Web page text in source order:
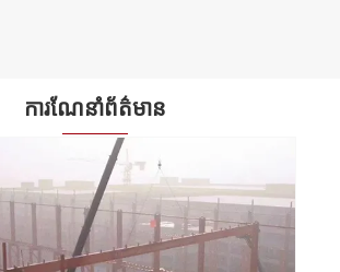
ការណែនាំព័ត៌មាន